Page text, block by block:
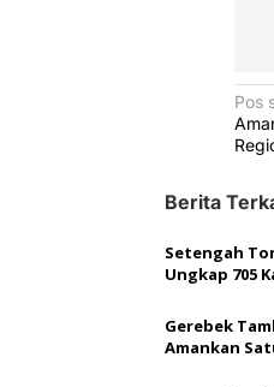
N
a
i
g
a
i
Pos
Berita
Setengah
Ungkap 705
Gerebek
Amankan